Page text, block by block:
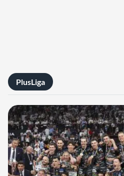
PlusLiga